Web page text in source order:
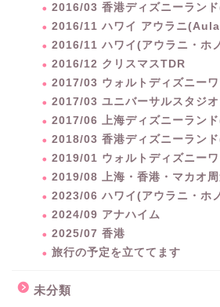
2016/03 香港ディズニーラン
2016/11 ハワイ アウラニ
2016/11 ハワイ(アウラニ・ホ
2016/12 クリスマスTDR
2017/03 ウォルトディズニー
2017/03 ユニバーサルスタジ
2017/06 上海ディズニーラン
2018/03 香港ディズニーラン
2019/01 ウォルトディズニー
2019/08 上海・香港・マカオ
2023/06 ハワイ(アウラニ・ホ
2024/09 アナハイム
2025/07 香港
旅行の予定を立ててます
未分類